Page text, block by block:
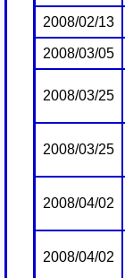
2008/02/13
2008/03/05
2008/03/25
2008/03/25
2008/04/02
2008/04/02